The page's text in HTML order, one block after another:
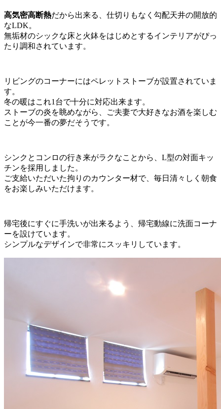
高気密高断熱だから出来る、仕切りもなく勾配天井の開放的
なLDK。
無垢材のシックな床と火鉢をはじめとするインテリアがぴっ
たり調和されています。
リビングのコーナーにはペレットストーブが設置されていま
す。
冬の暖はこれ1台で十分に対応出来ます。
ストーブの炎を眺めながら、ご夫妻で大好きなお酒を楽しむ
ことが今一番の夢だそうです。
シンクとコンロの行き来がラクなことから、L型の対面キッ
チンを採用しました。
ご支給いただいた拘りのカウンター材で、毎日清々しく朝食
をお楽しみいただけます。
帰宅後にすぐに手洗いが出来るよう、帰宅動線に洗面コーナ
ーを設けています。
シンプルなデザインで非常にスッキリしています。